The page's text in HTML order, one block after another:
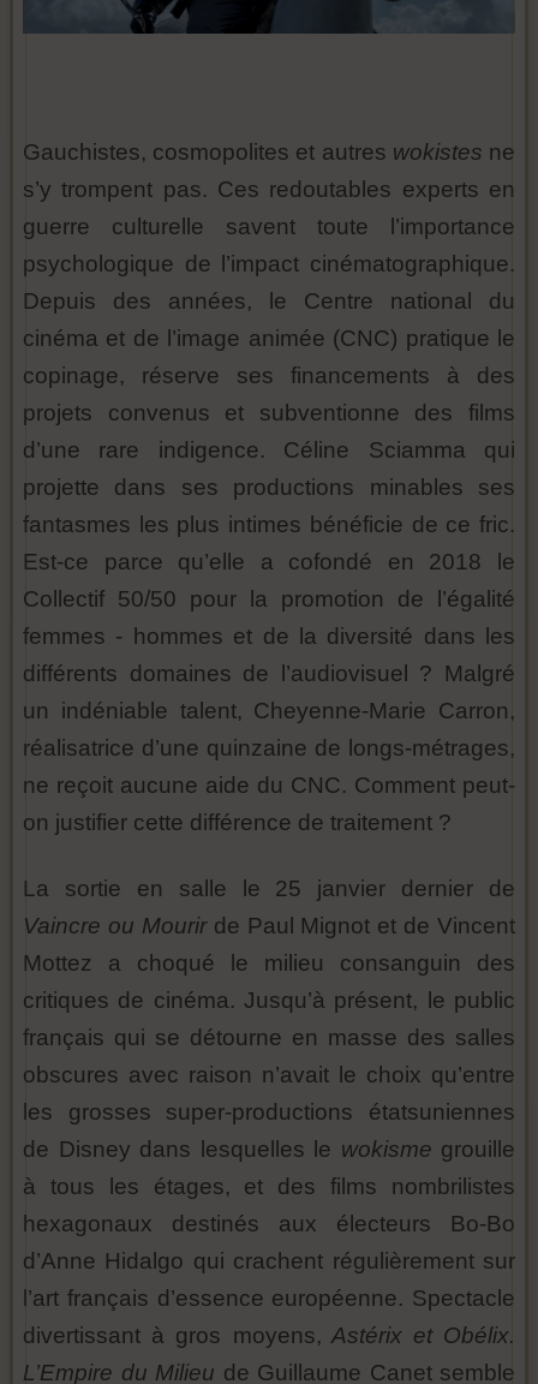
Gauchistes, cosmopolites et autres wokistes ne
s’y trompent pas. Ces redoutables experts en
guerre culturelle savent toute l’importance
psychologique de l’impact cinématographique.
Depuis des années, le Centre national du
cinéma et de l’image animée (CNC) pratique le
copinage, réserve ses financements à des
projets convenus et subventionne des films
d’une rare indigence. Céline Sciamma qui
projette dans ses productions minables ses
fantasmes les plus intimes bénéficie de ce fric.
Est-ce parce qu’elle a cofondé en 2018 le
Collectif 50/50 pour la promotion de l’égalité
femmes - hommes et de la diversité dans les
différents domaines de l’audiovisuel ? Malgré
un indéniable talent, Cheyenne-Marie Carron,
réalisatrice d’une quinzaine de longs-métrages,
ne reçoit aucune aide du CNC. Comment peut-
on justifier cette différence de traitement ?
La sortie en salle le 25 janvier dernier de
Vaincre ou Mourirde Paul Mignot et de Vincent
Mottez a choqué le milieu consanguin des
critiques de cinéma. Jusqu’à présent, le public
français qui se détourne en masse des salles
obscures avec raison n’avait le choix qu’entre
les grosses super-productions étatsuniennes
de Disney dans lesquelles le wokisme grouille
à tous les étages, et des films nombrilistes
hexagonaux destinés aux électeurs Bo-Bo
d’Anne Hidalgo qui crachent régulièrement sur
l’art français d’essence européenne. Spectacle
divertissant à gros moyens, Astérix et Obélix.
L’Empire du Milieu de Guillaume Canet semble